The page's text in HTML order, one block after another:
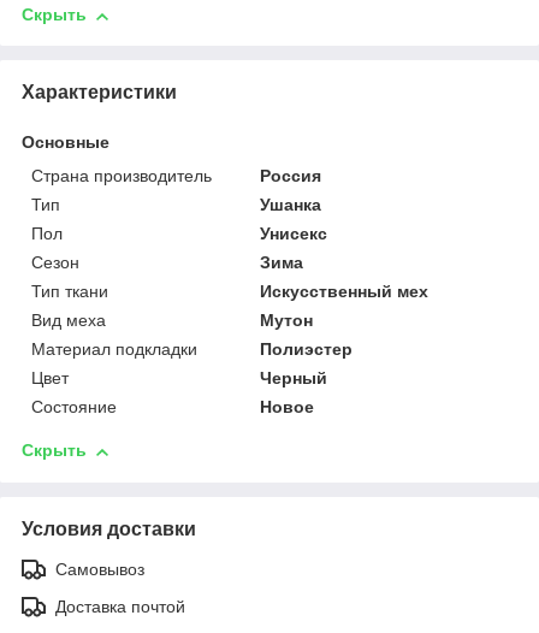
Скрыть
Характеристики
Основные
Страна производитель
Россия
Тип
Ушанка
Пол
Унисекс
Сезон
Зима
Тип ткани
Искусственный мех
Вид меха
Мутон
Материал подкладки
Полиэстер
Цвет
Черный
Состояние
Новое
Скрыть
Условия доставки
Самовывоз
Доставка почтой